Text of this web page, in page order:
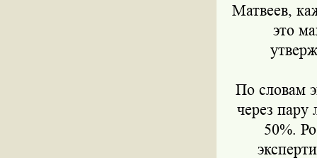
Матвеев,
это
По словам
через пару
50%.